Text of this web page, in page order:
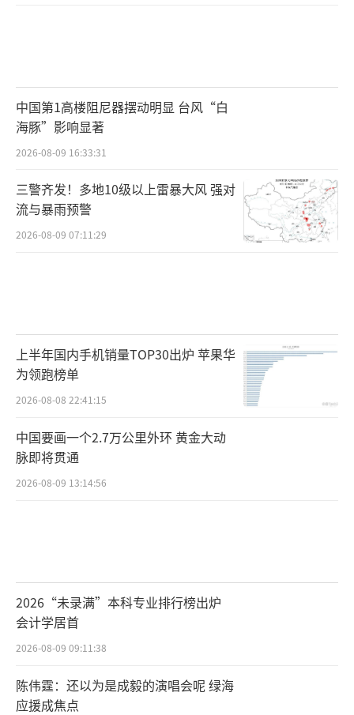
中国第1高楼阻尼器摆动明显 台风“白
海豚”影响显著
2026-08-09 16:33:31
三警齐发！多地10级以上雷暴大风 强对
流与暴雨预警
2026-08-09 07:11:29
上半年国内手机销量TOP30出炉 苹果华
为领跑榜单
2026-08-08 22:41:15
中国要画一个2.7万公里外环 黄金大动
脉即将贯通
2026-08-09 13:14:56
2026“未录满”本科专业排行榜出炉
会计学居首
2026-08-09 09:11:38
陈伟霆：还以为是成毅的演唱会呢 绿海
应援成焦点